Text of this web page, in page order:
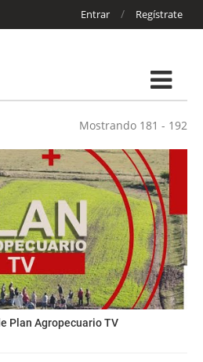
Entrar / Regístrate
Mostrando 181 - 192
Plan Agropecuario TV